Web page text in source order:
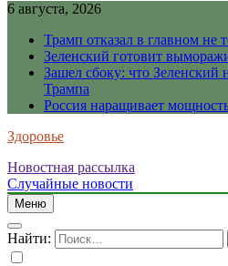
6 августа, 2026
Трамп отказал в главном не
Зеленский готовит
Зашел сбоку: что Зеленский
Трампа
Россия наращивает
Здоровье
Новостная рассылка
Случайные новости
Меню
Найти: